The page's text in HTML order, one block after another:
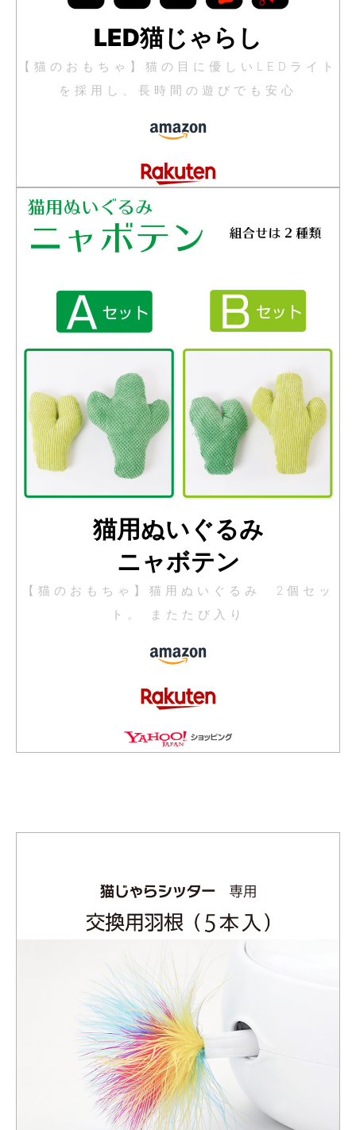
LED猫じゃらし
【猫のおもちゃ】猫の目に優しいLEDライト
を採用し、長時間の遊びでも安心
猫用ぬいぐるみ
ニャボテン
【猫のおもちゃ】猫用ぬいぐるみ 2個セッ
ト。 またたび入り